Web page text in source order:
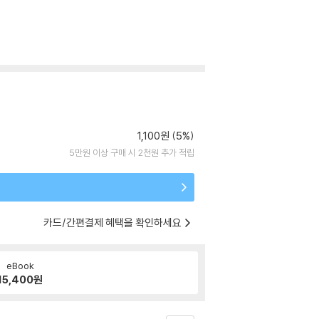
1,100원 (5%)
5만원 이상 구매 시 2천원 추가 적립
카드/간편결제 혜택을 확인하세요
eBook
원